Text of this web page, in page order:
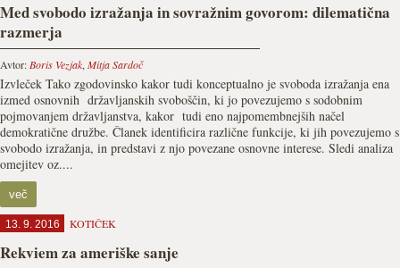
Med svobodo izražanja in sovražnim govorom: dilematična
razmerja
Avtor: Boris Vezjak, Mitja Sardoč
Izvleček Tako zgodovinsko kakor tudi konceptualno je svoboda izražanja ena
izmed osnovnih državljanskih svoboščin, ki jo povezujemo s sodobnim
pojmovanjem državljanstva, kakor tudi eno najpomembnejših načel
demokratične družbe. Članek identificira različne funkcije, ki jih povezujemo s
svobodo izražanja, in predstavi z njo povezane osnovne interese. Sledi analiza
omejitev oz....
več
13. 9. 2016 KOTIČEK
Rekviem za ameriške sanje